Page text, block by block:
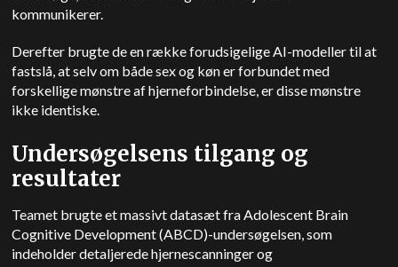
kommunikerer.
Derefter brugte de en række forudsigelige AI-modeller til at
fastslå, at selv om både sex og køn er forbundet med
forskellige mønstre af hjerneforbindelse, er disse mønstre
ikke identiske.
Undersøgelsens tilgang og
resultater
Teamet brugte et massivt datasæt fra Adolescent Brain
Cognitive Development (ABCD)-undersøgelsen, som
indeholder detaljerede hjernescanninger og